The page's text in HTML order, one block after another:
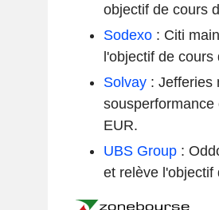
objectif de cours
Sodexo: Citi
l'objectif de cours
Solvay: Jefferies
EUR.
UBS Group:
et relève l'objectif